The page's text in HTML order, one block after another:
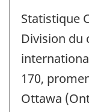
Statistique
Division du
170,
Ottawa